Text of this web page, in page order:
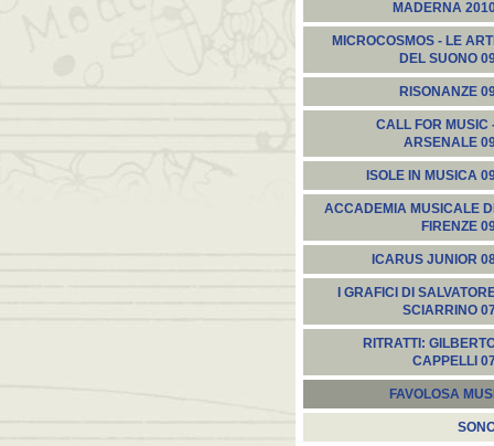
MADERNA
MICROCOSMOS - LE ARTI
DEL SUONO
RISONANZE
CALL FOR MUSIC
ARSENALE
ISOLE IN MUSICA
ACCADEMIA MUSICALE DI
FIRENZE
ICARUS JUNIOR
I GRAFICI DI
SCIARRINO 07
RITRATTI:
CAPPELLI 07
FAVOLOSA